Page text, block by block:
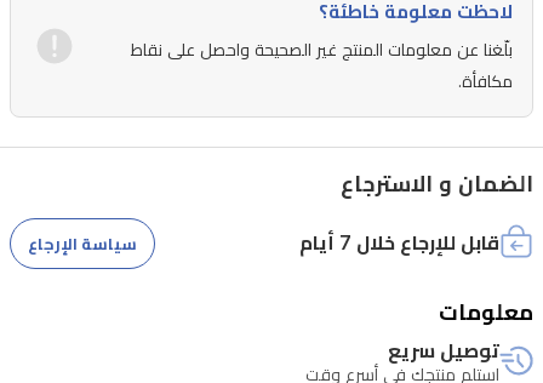
لاحظت معلومة خاطئة؟
بلّغنا عن معلومات المنتج غير الصحيحة واحصل على نقاط
مكافأة.
الضمان و الاسترجاع
قابل للإرجاع خلال 7 أيام سياسة الإرجاع
معلومات
توصيل سريع
استلم منتجك في أسرع وقت